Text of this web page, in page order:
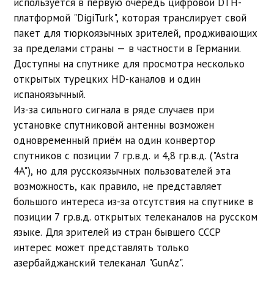
платформой "DigiTurk", которая транслирует свой
пакет для тюркоязычных зрителей, продживающих
за пределами страны — в частности в Германии.
Доступны на спутнике для просмотра несколько
открытых турецких HD-каналов и один
испаноязычный.
Из-за сильного сигнала в ряде случаев при
установке спутниковой антенны возможен
одновременный приём на один конвертор
спутников с позиции 7 гр.в.д. и 4,8 гр.в.д. ("Astra
4A"), но для русскоязычных пользователей эта
возможность, как правило, не представляет
большого интереса из-за отсутствия на спутнике в
позиции 7 гр.в.д. открытых телеканалов на русском
языке. Для зрителей из стран бывшего СССР
интерес может представлять только
азербайджанский телеканал "GunAz".